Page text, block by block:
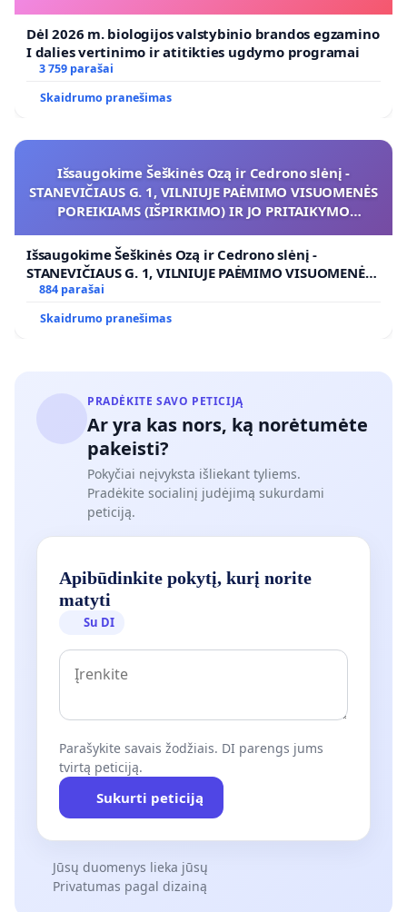
Dėl 2026 m. biologijos valstybinio brandos egzamino
I dalies vertinimo ir atitikties ugdymo programai
3 759 parašai
Skaidrumo pranešimas
Išsaugokime Šeškinės Ozą ir Cedrono slėnį -
STANEVIČIAUS G. 1, VILNIUJE PAĖMIMO VISUOMENĖS
POREIKIAMS (IŠPIRKIMO) IR JO PRITAIKYMO
Išsaugokime Šeškinės Ozą ir Cedrono slėnį -
STANEVIČIAUS G. 1, VILNIUJE PAĖMIMO VISUOMENĖS
POREIKIAMS (IŠPIRKIMO) IR JO PRITAIKYMO VIEŠAJAI
884 parašai
Skaidrumo pranešimas
PRADĖKITE SAVO PETICIJĄ
Ar yra kas nors, ką norėtumėte
pakeisti?
Pokyčiai neįvyksta išliekant tyliems.
Pradėkite socialinį judėjimą sukurdami
peticiją.
Apibūdinkite pokytį, kurį norite
matyti
Su DI
Parašykite savais žodžiais. DI parengs jums
tvirtą peticiją.
Sukurti peticiją
Jūsų duomenys lieka jūsų
Privatumas pagal dizainą